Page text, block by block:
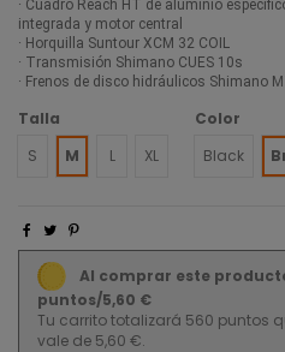
· Cuadro Reach HT de aluminio
integrada y motor central
· Horquilla Suntour XCM 32 COIL
· Transmisión Shimano CUES 10s
· Frenos de disco hidráulicos Shimano
Talla
S
M L XL
Color
Black
Al comprar este
puntos/5,60 €
Tu carrito totalizará 560 puntos
vale de 5,60 €.